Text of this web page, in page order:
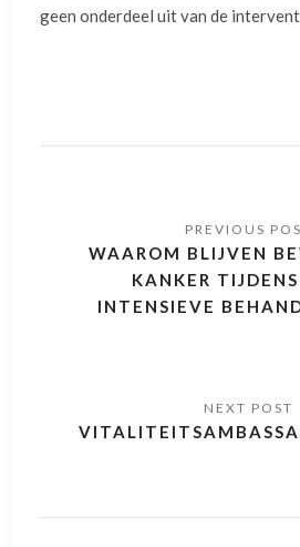
geen onderdeel uit van de
WAAROM BLIJVEN
KANKER
INTENSIEVE